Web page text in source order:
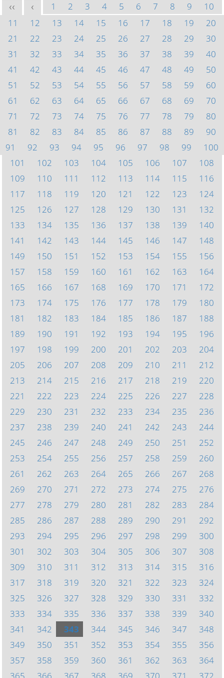
<< < 1 2 3 4 5 6 7 8 9
10
11
12 13 14 15 16 17 18 19
20
21
22 23 24 25 26 27 28 29
30
31
32 33 34 35 36 37 38 39
40
41
42 43 44 45 46 47 48 49
50
51
52 53 54 55 56 57 58 59
60
61
62 63 64 65 66 67 68 69
70
71
72 73 74 75 76 77 78 79
80
81
82 83 84 85 86 87 88 89
90
91
92 93 94 95 96 97 98 99
100
101
102 103 104 105 106 107
108
109
110 111 112 113 114 115
116
117
118 119 120 121 122 123
124
125
126 127 128 129 130 131
132
133
134 135 136 137 138 139
140
141
142 143 144 145 146 147
148
149
150 151 152 153 154 155
156
157
158 159 160 161 162 163
164
165
166 167 168 169 170 171
172
173
174 175 176 177 178 179
180
181
182 183 184 185 186 187
188
189
190 191 192 193 194 195
196
197
198 199 200 201 202 203
204
205
206 207 208 209 210 211
212
213
214 215 216 217 218 219
220
221
222 223 224 225 226 227
228
229
230 231 232 233 234 235
236
237
238 239 240 241 242 243
244
245
246 247 248 249 250 251
252
253
254 255 256 257 258 259
260
261
262 263 264 265 266 267
268
269
270 271 272 273 274 275
276
277
278 279 280 281 282 283
284
285
286 287 288 289 290 291
292
293
294 295 296 297 298 299
300
301
302 303 304 305 306 307
308
309
310 311 312 313 314 315
316
317
318 319 320 321 322 323
324
325
326 327 328 329 330 331
332
333
334 335 336 337 338 339
340
341
342 343 344 345 346 347
348
349
350 351 352 353 354 355
356
357
358 359 360 361 362 363
364